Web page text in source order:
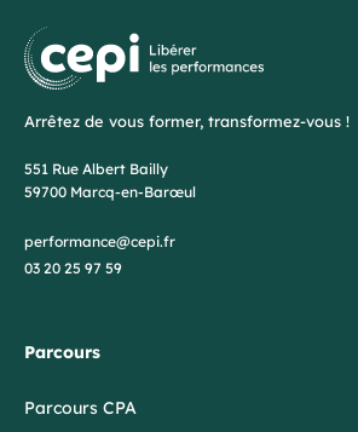
Arrêtez de vous former, transformez-vous !
551 Rue Albert Bailly
59700 Marcq-en-Barœul
performance@cepi.fr
03 20 25 97 59
Parcours
Parcours CPA